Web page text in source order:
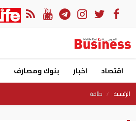
اقتصاد اخبار بنوك ومصارف
الرئيسية طاقة